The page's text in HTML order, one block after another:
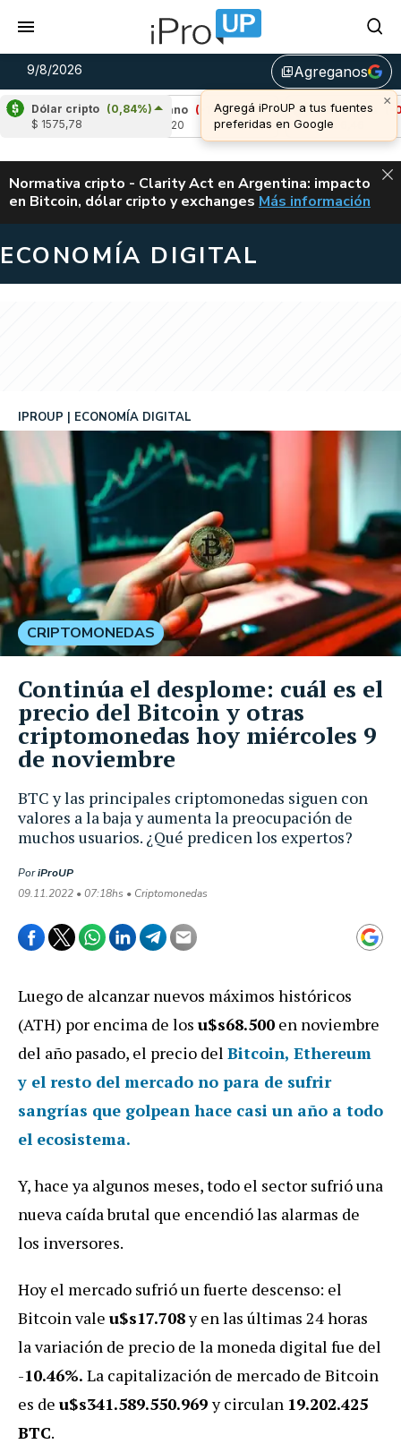
9/8/2026 library_addAgreganos
×
Agregá iProUP a tus fuentes
preferidas en Google
Dólar cripto (0,84%)
$ 1575,78
Cardano (-1,36%)
Avalanche (-0,91%)
u$s 6,46
ALERTA
Normativa cripto - Clarity Act en Argentina: impacto
en Bitcoin, dólar cripto y exchanges CLARITY ACT EN
Más información
ECONOMÍA DIGITAL
BTC y las principales criptomonedas siguen con
valores a la baja y aumenta la preocupación de
muchos usuarios. ¿Qué predicen los expertos?
IPROUP ECONOMÍA DIGITAL
PoriProUP
09.11.2022 • 07:18hs • Criptomonedas
CRIPTOMONEDAS
Continúa el desplome: cuál es el
precio del Bitcoin y otras
criptomonedas hoy miércoles 9
de noviembre
Luego de alcanzar nuevos máximos históricos
(ATH) por encima de los u$s68.500 en noviembre
del año pasado, el precio del Bitcoin, Ethereum
y el resto del mercado no para de sufrir
sangrías que golpean hace casi un año a todo
el ecosistema.
Y, hace ya algunos meses, todo el sector sufrió una
nueva caída brutal que encendió las alarmas de
los inversores.
Hoy el mercado sufrió un fuerte descenso: el
Bitcoin vale u$s17.708y en las últimas 24 horas
la variación de precio de la moneda digital fue del
-10.46%. La capitalización de mercado de Bitcoin
es de u$s341.589.550.969y circulan 19.202.425
BTC.